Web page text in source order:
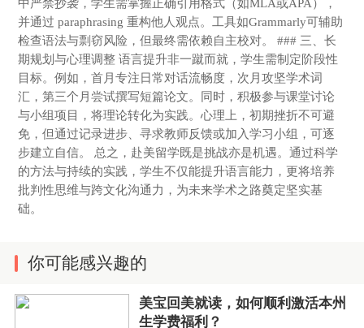
并通过 paraphrasing 重构他人观点。工具如Grammarly可辅助
检查语法与剽窃风险，但最终需依赖自主校对。 ### 三、长
期规划与心理调整 语言提升非一蹴而就，学生需制定阶段性
目标。例如，首月专注日常对话流畅度，次月攻坚学术词
汇，第三个月尝试撰写短篇论文。同时，积极参与课堂讨论
与小组项目，将理论转化为实践。心理上，初期挫折不可避
免，但通过记录进步、寻求教师反馈或加入学习小组，可逐
步建立自信。 总之，赴美留学既是挑战亦是机遇。通过科学
的方法与持续的实践，学生不仅能提升语言能力，更将培养
批判性思维与跨文化沟通力，为未来学术之路奠定坚实基
础。
你可能感兴趣的
美宝回美就读，如何顺利激活本州
生学费福利？